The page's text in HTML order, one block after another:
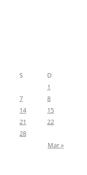
S
D
1
7
8
14
15
21
22
28
Mar »